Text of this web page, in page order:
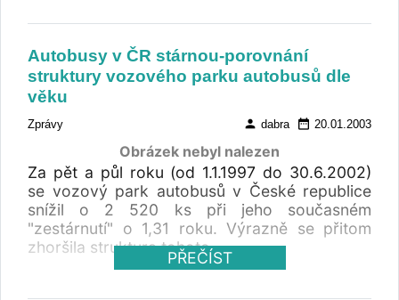
Autobusy v ČR stárnou-porovnání
struktury vozového parku autobusů dle
věku
Zprávy person dabra date_range 20.01.2003
Obrázek nebyl nalezen
Za pět a půl roku (od 1.1.1997 do 30.6.2002)
se vozový park autobusů v České republice
snížil o 2 520 ks při jeho současném
"zestárnutí" o 1,31 roku. Výrazně se přitom
zhoršila struktura tohoto
PŘEČÍST